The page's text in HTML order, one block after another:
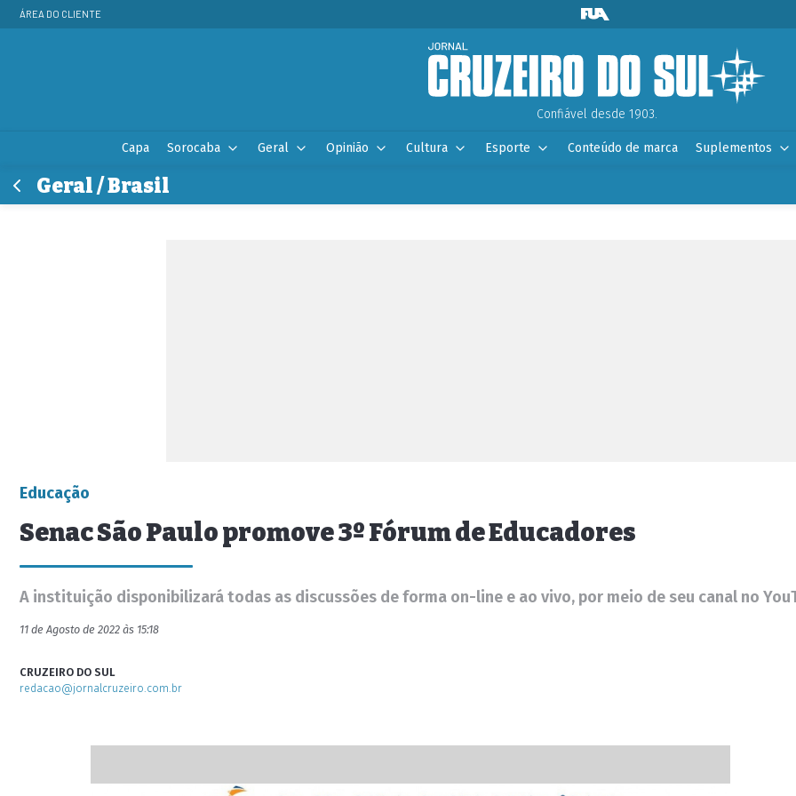
ÁREA DO CLIENTE
Confiável desde 1903.
Capa Sorocaba Geral Opinião Cultura Esporte Conteúdo de marca Suplementos
Geral / Brasil
Educação
Senac São Paulo promove 3º Fórum de Educadores
A instituição disponibilizará todas as discussões de forma on-line e ao vivo, por meio de seu canal no
11 de Agosto de 2022 às 15:18
CRUZEIRO DO SUL
redacao@jornalcruzeiro.com.br